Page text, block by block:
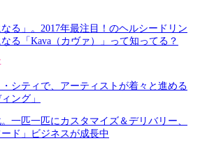
なる」。2017年最注目！のヘルシードリン
る「Kava（カヴァ）」って知ってる？
シティで、アーティストが着々と進める
ング」
一匹一匹にカスタマイズ＆デリバリー、
ド」ビジネスが成長中